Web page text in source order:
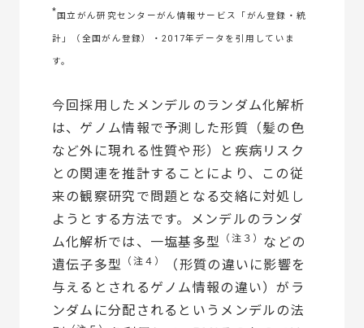
*国立がん研究センターがん情報サービス「がん登録・統
計」（全国がん登録）・2017年データを引用していま
す。
今回採用したメンデルのランダム化解析
は、ゲノム情報で予測した形質（髪の色
など外に現れる性質や形）と疾病リスク
との関連を推計することにより、この従
来の観察研究で問題となる交絡に対処し
ようとする方法です。メンデルのランダ
ム化解析では、一塩基多型 （注３） などの
遺伝子多型 （注４）
（形質の違いに影響を
与えるとされるゲノム情報の違い）がラ
ンダムに分配されるというメンデルの法